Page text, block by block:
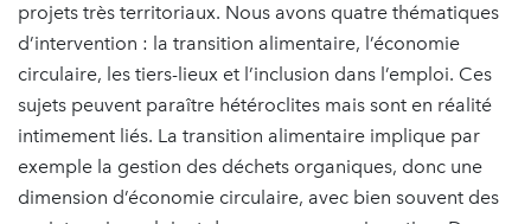
projets très territoriaux. Nous avons quatre thématiques
d’intervention : la transition alimentaire, l’économie
circulaire, les tiers-lieux et l’inclusion dans l’emploi. Ces
sujets peuvent paraître hétéroclites mais sont en réalité
intimement liés. La transition alimentaire implique par
exemple la gestion des déchets organiques, donc une
dimension d’économie circulaire, avec bien souvent des